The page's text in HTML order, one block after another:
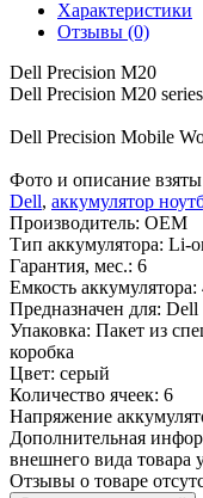
Характеристики
Отзывы (0)
Dell Precision M20
Dell Precision M20 series
Dell Precision Mobile
Фото и описание взяты
Dell, аккумулятор
Производитель: OEM
Тип аккумулятора: Li-
Гарантия, мес.: 6
Емкость аккумулятора:
Предназначен для: Dell
Упаковка: Пакет из
коробка
Цвет: серый
Количество ячеек: 6
Напряжение
Дополнительная
внешнего вида товара
Отзывы о товаре